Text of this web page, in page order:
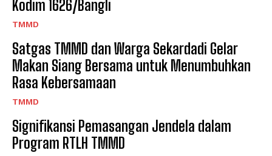
Kodim 1626/Bangli
TMMD
Satgas TMMD dan Warga Sekardadi Gelar
Makan Siang Bersama untuk Menumbuhkan
Rasa Kebersamaan
TMMD
Signifikansi Pemasangan Jendela dalam
Program RTLH TMMD